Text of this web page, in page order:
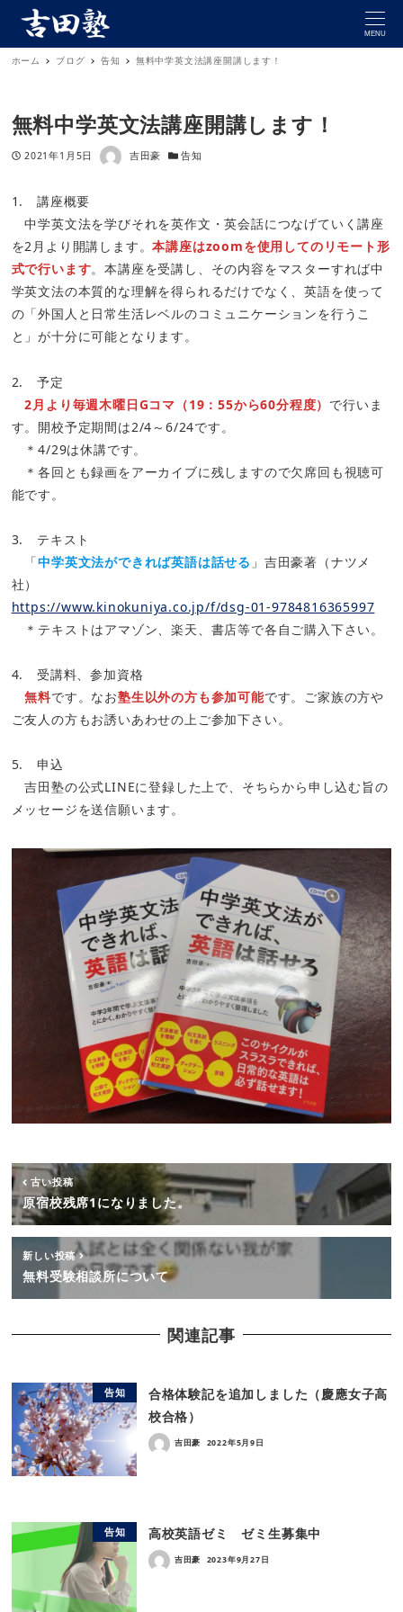
MENU
ホーム ブログ 告知 無料中学英文法講座開講します！
無料中学英文法講座開講します！
投稿日
2021年1月5日 著者 吉田豪 カテゴリー
告知
1. 講座概要
中学英文法を学びそれを英作文・英会話につなげていく講座
を2月より開講します。本講座はzoomを使用してのリモート形
式で行います。本講座を受講し、その内容をマスターすれば中
学英文法の本質的な理解を得られるだけでなく、英語を使って
の「外国人と日常生活レベルのコミュニケーションを行うこ
と」が十分に可能となります。
2. 予定
2月より毎週木曜日Gコマ（19：55から60分程度） で行いま
す。開校予定期間は2/4～6/24です。
＊4/29は休講です。
＊各回とも録画をアーカイブに残しますので欠席回も視聴可
能です。
3. テキスト
「中学英文法ができれば英語は話せる 」吉田豪著（ナツメ
社）
https://www.kinokuniya.co.jp/f/dsg-01-9784816365997
＊テキストはアマゾン、楽天、書店等で各自ご購入下さい。
4. 受講料、参加資格
無料です。なお塾生以外の方も参加可能です。ご家族の方や
ご友人の方もお誘いあわせの上ご参加下さい。
5. 申込
吉田塾の公式LINEに登録した上で、そちらから申し込む旨の
メッセージを送信願います。
古い投稿
原宿校残席1になりました。
新しい投稿
無料受験相談所について
関連記事
告知
合格体験記を追加しました（慶應女子高
校合格）
吉田豪 2022年5月9日
告知 高校英語ゼミ ゼミ生募集中
吉田豪 2023年9月27日